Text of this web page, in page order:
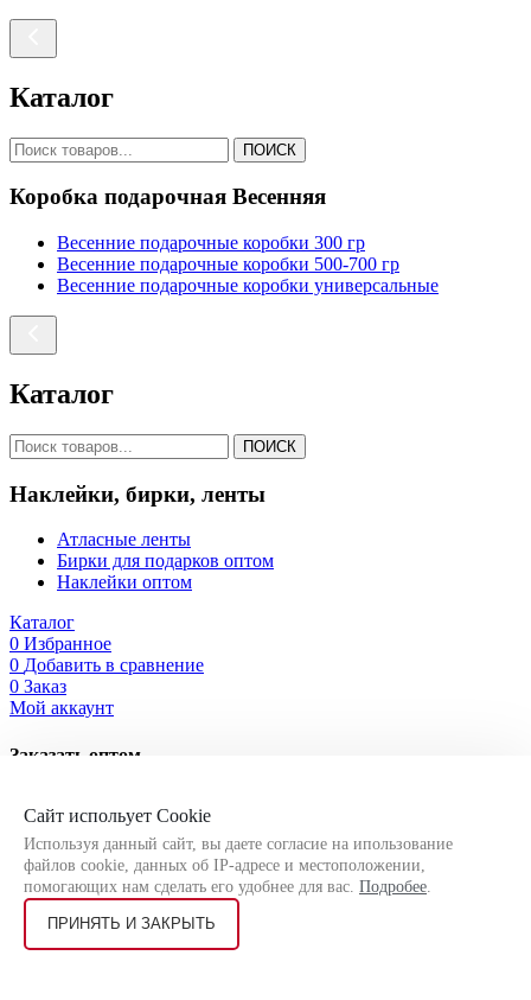
Сайт испольует Cookie
Используя данный сайт, вы даете согласие на ипользование
файлов cookie, данных об IP-адресе и местоположении,
помогающих нам сделать его удобнее для вас. Подробее.
ПРИНЯТЬ И ЗАКРЫТЬ
Каталог
ПОИСК
Коробка подарочная Весенняя
Весенние подарочные коробки 300 гр
Весенние подарочные коробки 500-700 гр
Весенние подарочные коробки универсальные
Каталог
ПОИСК
Наклейки, бирки, ленты
Атласные ленты
Бирки для подарков оптом
Наклейки оптом
Каталог
0 Избранное
0 Добавить в сравнение
0 Заказ
Мой аккаунт
Заказать оптом
с Вами!